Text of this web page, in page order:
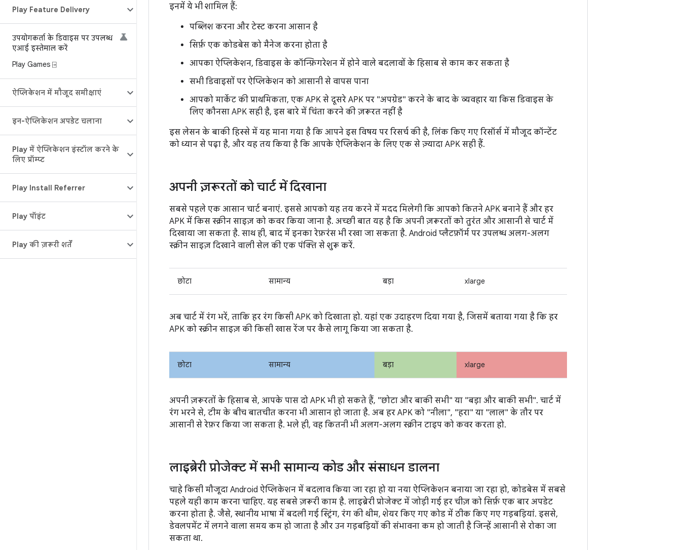
Play Feature Delivery
उपयोगकर्ता के डिवाइस पर उपलब्ध
एआई इस्तेमाल करें
Play Games ⍈
ऐप्लिकेशन में मौजूद समीक्षाएं
इन-ऐप्लिकेशन अपडेट चलाना
Play में ऐप्लिकेशन इंस्टॉल करने के
लिए प्रॉम्प्ट
Play Install Referrer
Play पॉइंट
Play की ज़रूरी शर्तें
इनमें ये भी शामिल हैं:
पब्लिश करना और टेस्ट करना आसान है
सिर्फ़ एक कोडबेस को मैनेज करना होता है
आपका ऐप्लिकेशन, डिवाइस के कॉन्फ़िगरेशन में होने वाले बदलावों के हिसाब से काम कर सकता है
सभी डिवाइसों पर ऐप्लिकेशन को आसानी से वापस पाना
आपको मार्केट की प्राथमिकता, एक APK से दूसरे APK पर "अपग्रेड" करने के बाद के व्यवहार या किस डिवाइस के
लिए कौनसा APK सही है, इस बारे में चिंता करने की ज़रूरत नहीं है
इस लेसन के बाकी हिस्से में यह माना गया है कि आपने इस विषय पर रिसर्च की है, लिंक किए गए रिसॉर्स में मौजूद कॉन्टेंट
को ध्यान से पढ़ा है, और यह तय किया है कि आपके ऐप्लिकेशन के लिए एक से ज़्यादा APK सही हैं.
अपनी ज़रूरतों को चार्ट में दिखाना
सबसे पहले एक आसान चार्ट बनाएं. इससे आपको यह तय करने में मदद मिलेगी कि आपको कितने APK बनाने हैं और हर
APK में किस स्क्रीन साइज़ को कवर किया जाना है. अच्छी बात यह है कि अपनी ज़रूरतों को तुरंत और आसानी से चार्ट में
दिखाया जा सकता है. साथ ही, बाद में इनका रेफ़रंस भी रखा जा सकता है. Android प्लैटफ़ॉर्म पर उपलब्ध अलग-अलग
स्क्रीन साइज़ दिखाने वाली सेल की एक पंक्ति से शुरू करें.
छोटा सामान्य बड़ा xlarge
अब चार्ट में रंग भरें, ताकि हर रंग किसी APK को दिखाता हो. यहां एक उदाहरण दिया गया है, जिसमें बताया गया है कि हर
APK को स्क्रीन साइज़ की किसी खास रेंज पर कैसे लागू किया जा सकता है.
छोटा सामान्य बड़ा xlarge
अपनी ज़रूरतों के हिसाब से, आपके पास दो APK भी हो सकते हैं, "छोटा और बाकी सभी" या "बड़ा और बाकी सभी". चार्ट में
रंग भरने से, टीम के बीच बातचीत करना भी आसान हो जाता है. अब हर APK को "नीला", "हरा" या "लाल" के तौर पर
आसानी से रेफ़र किया जा सकता है. भले ही, वह कितनी भी अलग-अलग स्क्रीन टाइप को कवर करता हो.
लाइब्रेरी प्रोजेक्ट में सभी सामान्य कोड और संसाधन डालना
चाहे किसी मौजूदा Android ऐप्लिकेशन में बदलाव किया जा रहा हो या नया ऐप्लिकेशन बनाया जा रहा हो, कोडबेस में सबसे
पहले यही काम करना चाहिए. यह सबसे ज़रूरी काम है. लाइब्रेरी प्रोजेक्ट में जोड़ी गई हर चीज़ को सिर्फ़ एक बार अपडेट
करना होता है. जैसे, स्थानीय भाषा में बदली गई स्ट्रिंग, रंग की थीम, शेयर किए गए कोड में ठीक किए गए गड़बड़ियां. इससे,
डेवलपमेंट में लगने वाला समय कम हो जाता है और उन गड़बड़ियों की संभावना कम हो जाती है जिन्हें आसानी से रोका जा
सकता था.